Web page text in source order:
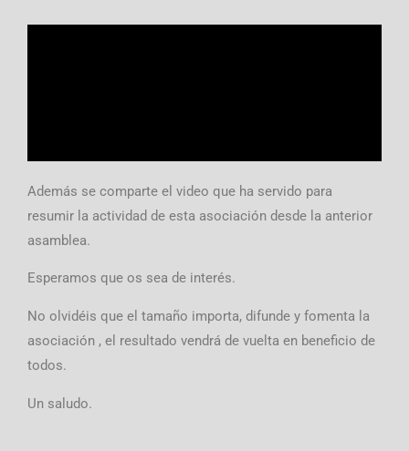
Además se comparte el video que ha servido para
resumir la actividad de esta asociación desde la anterior
asamblea.
Esperamos que os sea de interés.
No olvidéis que el tamaño importa, difunde y fomenta la
asociación , el resultado vendrá de vuelta en beneficio de
todos.
Un saludo.